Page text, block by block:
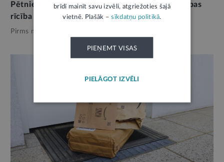
Pētnieki: nodokļu morāli vairāk ietekmē valdības
rīcība ar budžeta naudu
Pirms mēneša,
brīdī mainīt savu izvēli, atgriežoties šajā
vietnē. Plašāk –sīkdatņu politikā.
PIEŅEMT VISAS
PIELĀGOT IZVĒLI